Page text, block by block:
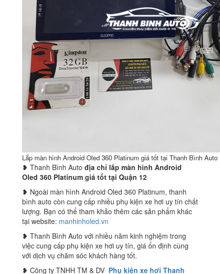
Lắp màn hình Android Oled 360 Platinum giá tốt tại Thanh Bình Auto
❥ Thanh Bình Auto địa chỉ lắp màn hình Android
Oled 360 Platinum giá tốt tại Quận 12
❥ Ngoài màn hình Android Oled 360 Platinum, thanh
bình auto còn cung cấp nhiều phụ kiện xe hơi uy tín chất
lượng. Bạn có thể tham khảo thêm các sản phẩm khác
tại website: manhinholed.vn
❥ Thanh Bình Auto với nhiều năm kinh nghiệm trong
việc cung cấp phụ kiện xe hơi uy tín, giá ổn định cùng
với dịch vụ chăm sóc khách hàng tốt.
❥ Công ty TNHH TM & DV Phụ kiện xe hơi Thanh